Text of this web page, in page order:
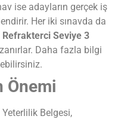
ise adayların gerçek iş
Her iki sınavda da
Refrakterci Seviye 3
Daha fazla bilgi
Önemi
Yeterlilik Belgesi,